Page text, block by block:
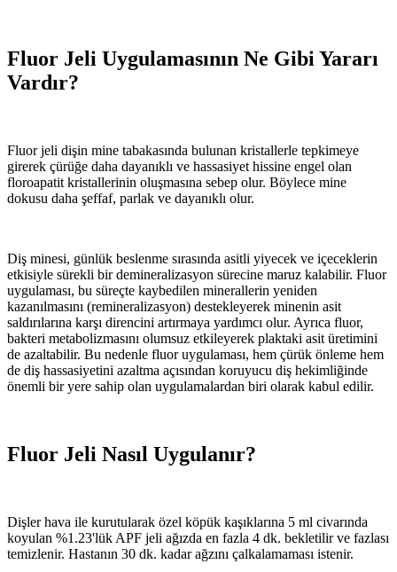
Fluor Jeli Uygulamasının Ne Gibi Yararı
Vardır?
Fluor jeli dişin mine tabakasında bulunan kristallerle tepkimeye
girerek çürüğe daha dayanıklı ve hassasiyet hissine engel olan
floroapatit kristallerinin oluşmasına sebep olur. Böylece mine
dokusu daha şeffaf, parlak ve dayanıklı olur.
Diş minesi, günlük beslenme sırasında asitli yiyecek ve içeceklerin
etkisiyle sürekli bir demineralizasyon sürecine maruz kalabilir. Fluor
uygulaması, bu süreçte kaybedilen minerallerin yeniden
kazanılmasını (remineralizasyon) destekleyerek minenin asit
saldırılarına karşı direncini artırmaya yardımcı olur. Ayrıca fluor,
bakteri metabolizmasını olumsuz etkileyerek plaktaki asit üretimini
de azaltabilir. Bu nedenle fluor uygulaması, hem çürük önleme hem
de diş hassasiyetini azaltma açısından koruyucu diş hekimliğinde
önemli bir yere sahip olan uygulamalardan biri olarak kabul edilir.
Fluor Jeli Nasıl Uygulanır?
Dişler hava ile kurutularak özel köpük kaşıklarına 5 ml civarında
koyulan %1.23'lük APF jeli ağızda en fazla 4 dk. bekletilir ve fazlası
temizlenir. Hastanın 30 dk. kadar ağzını çalkalamaması istenir.